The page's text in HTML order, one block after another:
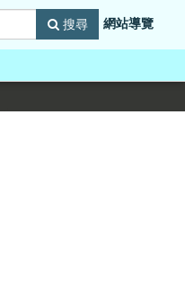
搜尋 網站導覽